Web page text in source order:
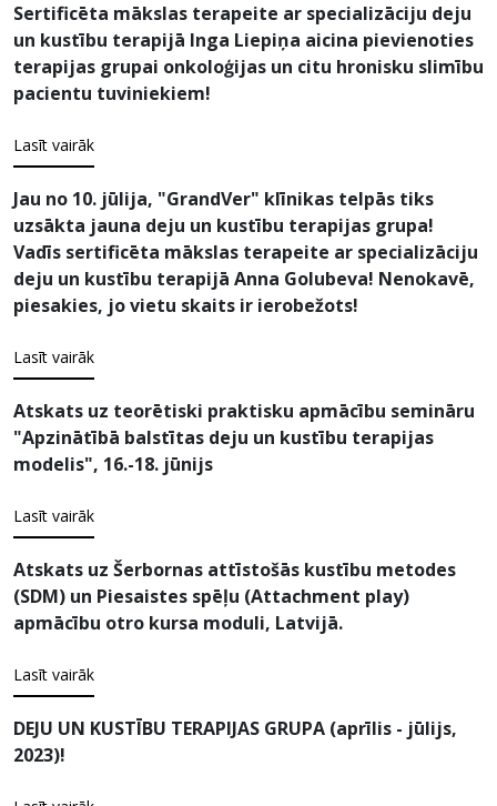
Sertificēta mākslas terapeite ar specializāciju deju
un kustību terapijā Inga Liepiņa aicina pievienoties
terapijas grupai onkoloģijas un citu hronisku slimību
pacientu tuviniekiem!
Lasīt vairāk
Jau no 10. jūlija, "GrandVer" klīnikas telpās tiks
uzsākta jauna deju un kustību terapijas grupa!
Vadīs sertificēta mākslas terapeite ar specializāciju
deju un kustību terapijā Anna Golubeva! Nenokavē,
piesakies, jo vietu skaits ir ierobežots!
Lasīt vairāk
Atskats uz teorētiski praktisku apmācību semināru
"Apzinātībā balstītas deju un kustību terapijas
modelis", 16.-18. jūnijs
Lasīt vairāk
Atskats uz Šerbornas attīstošās kustību metodes
(SDM) un Piesaistes spēļu (Attachment play)
apmācību otro kursa moduli, Latvijā.
Lasīt vairāk
DEJU UN KUSTĪBU TERAPIJAS GRUPA (aprīlis - jūlijs,
2023)!